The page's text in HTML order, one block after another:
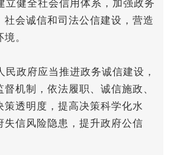
健全社会信用体系，加强政务
社会诚信和司法公信建设，营造
。
政府应当推进政务诚信建设，
机制，依法履职、诚信施政、
策透明度，提高决策科学化水
失信风险隐患，提升政府公信